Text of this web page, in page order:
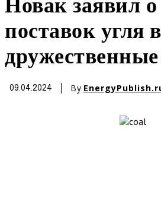
Новак заявил о
поставок угля в
09.04.2024 By